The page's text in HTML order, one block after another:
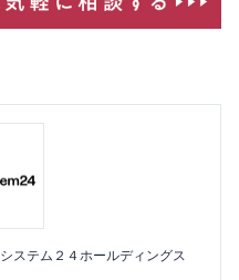
ステム２４ホールディングス